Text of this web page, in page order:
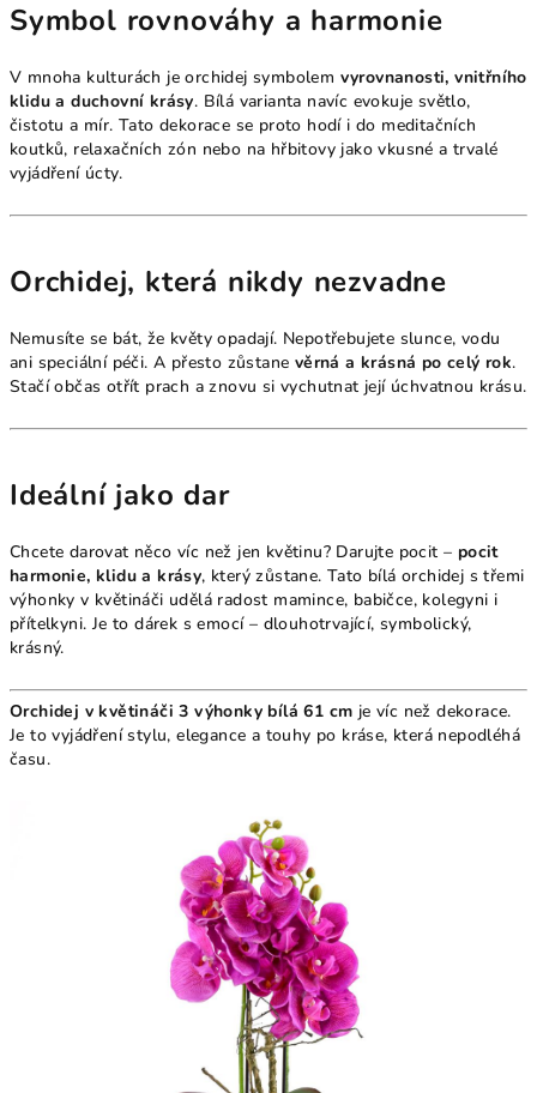
Symbol rovnováhy a harmonie
V mnoha kulturách je orchidej symbolem vyrovnanosti, vnitřního
klidu a duchovní krásy. Bílá varianta navíc evokuje světlo,
čistotu a mír. Tato dekorace se proto hodí i do meditačních
koutků, relaxačních zón nebo na hřbitovy jako vkusné a trvalé
vyjádření úcty.
Orchidej, která nikdy nezvadne
Nemusíte se bát, že květy opadají. Nepotřebujete slunce, vodu
ani speciální péči. A přesto zůstane věrná a krásná po celý rok.
Stačí občas otřít prach a znovu si vychutnat její úchvatnou krásu.
Ideální jako dar
Chcete darovat něco víc než jen květinu? Darujte pocit – pocit
harmonie, klidu a krásy, který zůstane. Tato bílá orchidej s třemi
výhonky v květináči udělá radost mamince, babičce, kolegyni i
přítelkyni. Je to dárek s emocí – dlouhotrvající, symbolický,
krásný.
Orchidej v květináči 3 výhonky bílá 61 cm je víc než dekorace.
Je to vyjádření stylu, elegance a touhy po kráse, která nepodléhá
času.